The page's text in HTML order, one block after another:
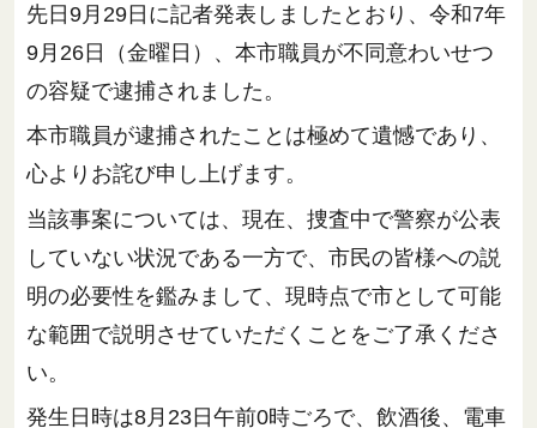
先日9月29日に記者発表しましたとおり、令和7年
9月26日（金曜日）、本市職員が不同意わいせつ
の容疑で逮捕されました。
本市職員が逮捕されたことは極めて遺憾であり、
心よりお詫び申し上げます。
当該事案については、現在、捜査中で警察が公表
していない状況である一方で、市民の皆様への説
明の必要性を鑑みまして、現時点で市として可能
な範囲で説明させていただくことをご了承くださ
い。
発生日時は8月23日午前0時ごろで、飲酒後、電車